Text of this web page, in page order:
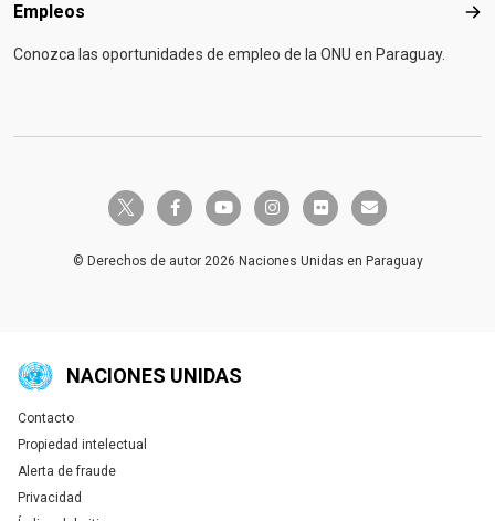
Empleos
Conozca las oportunidades de empleo de la ONU en Paraguay.
twitter-x facebook-fyoutube instagramflickr envelope
© Derechos de autor 2026 Naciones Unidas en Paraguay
NACIONES UNIDAS
Global U.N. menu
Contacto
Propiedad intelectual
Alerta de fraude
Privacidad